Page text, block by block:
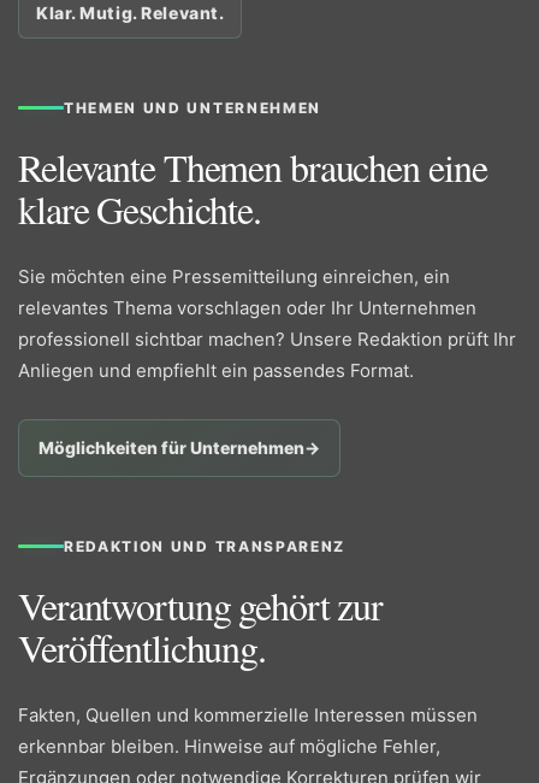
Klar. Mutig. Relevant.
THEMEN UND UNTERNEHMEN
Relevante Themen brauchen eine
klare Geschichte.
Sie möchten eine Pressemitteilung einreichen, ein
relevantes Thema vorschlagen oder Ihr Unternehmen
professionell sichtbar machen? Unsere Redaktion prüft Ihr
Anliegen und empfiehlt ein passendes Format.
Möglichkeiten für Unternehmen→
REDAKTION UND TRANSPARENZ
Verantwortung gehört zur
Veröffentlichung.
Fakten, Quellen und kommerzielle Interessen müssen
erkennbar bleiben. Hinweise auf mögliche Fehler,
Ergänzungen oder notwendige Korrekturen prüfen wir